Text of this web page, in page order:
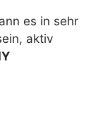
es in sehr
aktiv